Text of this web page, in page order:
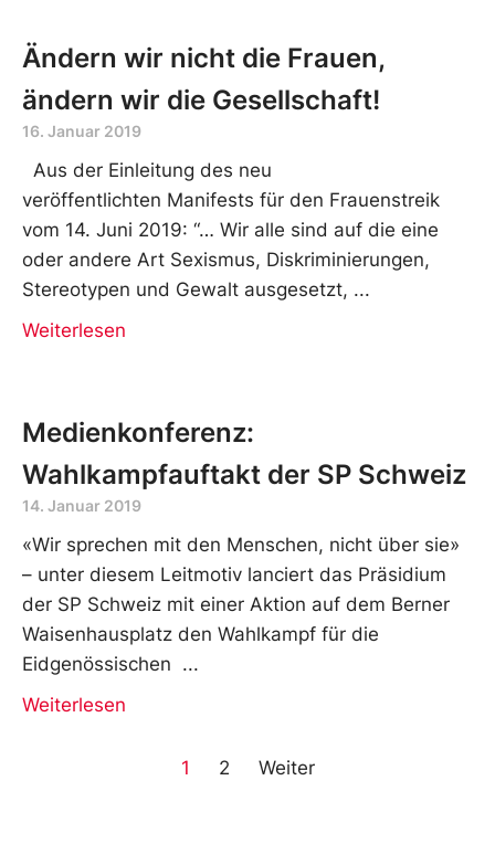
Ändern wir nicht die Frauen,
ändern wir die Gesellschaft!
16. Januar 2019
Aus der Einleitung des neu
veröffentlichten Manifests für den Frauenstreik
vom 14. Juni 2019: “… Wir alle sind auf die eine
oder andere Art Sexismus, Diskriminierungen,
Stereotypen und Gewalt ausgesetzt,
Weiterlesen
Medienkonferenz:
Wahlkampfauftakt der SP Schweiz
14. Januar 2019
«Wir sprechen mit den Menschen, nicht über sie»
– unter diesem Leitmotiv lanciert das Präsidium
der SP Schweiz mit einer Aktion auf dem Berner
Waisenhausplatz den Wahlkampf für die
Eidgenössischen
Weiterlesen
1 2 Weiter